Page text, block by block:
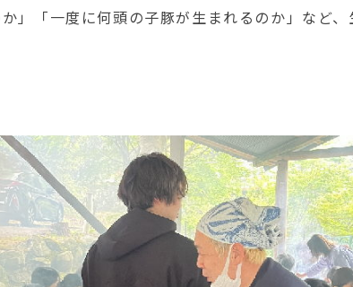
」「一度に何頭の子豚が生まれるのか」など